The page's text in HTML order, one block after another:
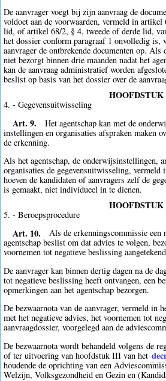
De aanvrager voegt bij zijn aanvraag de
voldoet aan de voorwaarden, vermeld in
lid, of artikel 68/2, § 4, tweede of derde lid,
het dossier conform paragraaf 1 onvolledig is,
aanvrager de ontbrekende documenten op. Als
niet bezorgt binnen drie maanden nadat het
kan de aanvraag administratief worden
beslist op basis van het dossier over de
HOOFDSTUK
4. - Gegevensuitwisseling
Art. 9.
Het agentschap kan met de
instellingen en organisaties afspraken maken
de erkenning.
Als het agentschap, de onderwijsinstellingen,
organisaties de gegevensuitwisseling, vermeld
hoeven de kandidaten of aanvragers zelf de
is gemaakt, niet individueel in te dienen.
HOOFDSTUK
5. - Beroepsprocedure
Art. 10.
Als de erkenningscommissie een
agentschap beslist om dat advies te volgen,
voornemen tot negatieve beslissing
De aanvrager kan binnen dertig dagen na de
tot negatieve beslissing heeft ontvangen, een
opmerkingen aan het agentschap bezorgen.
De bezwaarnota van de aanvrager, vermeld in
met het negatieve advies, het voornemen tot
aanvraagdossier, voorgelegd aan de
De bezwaarnota wordt behandeld volgens de
of ter uitvoering van hoofdstuk III van het
houdende de oprichting van een
Welzijn, Volksgezondheid en Gezin en